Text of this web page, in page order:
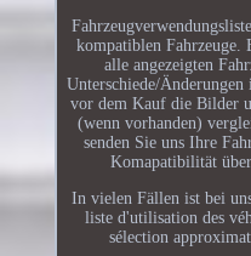
kompatiblen Fahrzeuge.
alle angezeigten
Unterschiede/
vor dem Kauf die Bilder
(wenn vorhanden)
senden Sie uns Ihre
Komapatibilität
In vielen Fällen ist bei
liste d'utilisation des
sélection